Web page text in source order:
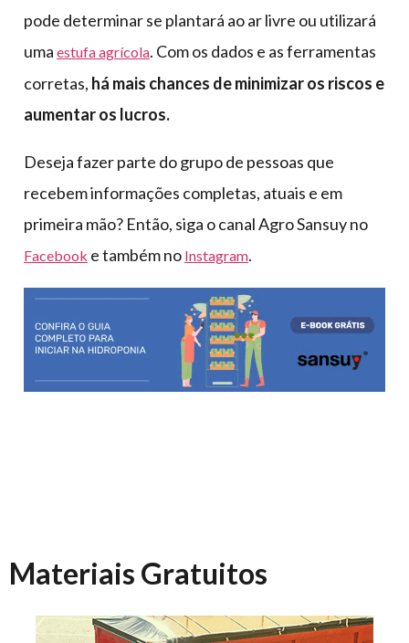
pode determinar se plantará ao ar livre ou utilizará
uma estufa agrícola. Com os dados e as ferramentas
corretas, há mais chances de minimizar os riscos e
aumentar os lucros.
Deseja fazer parte do grupo de pessoas que
recebem informações completas, atuais e em
primeira mão? Então, siga o canal Agro Sansuy no
Facebook e também no Instagram.
Materiais Gratuitos